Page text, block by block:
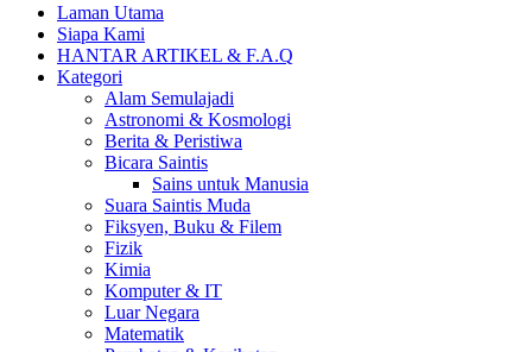
Laman Utama
Siapa Kami
HANTAR ARTIKEL & F.A.Q
Kategori
Alam Semulajadi
Astronomi & Kosmologi
Berita & Peristiwa
Bicara Saintis
Sains untuk Manusia
Suara Saintis Muda
Fiksyen, Buku & Filem
Fizik
Kimia
Komputer & IT
Luar Negara
Matematik